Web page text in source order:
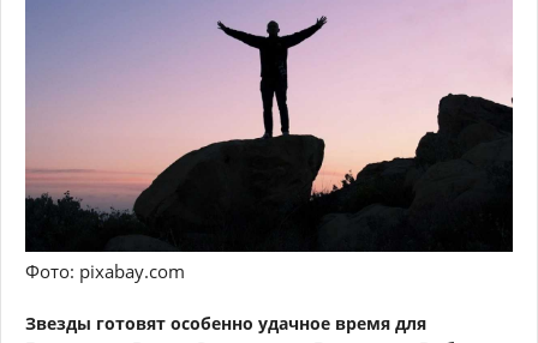
Фото: pixabay.com
Звезды готовят особенно удачное время для